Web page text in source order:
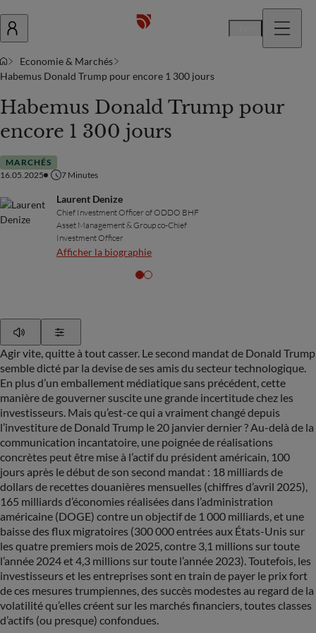
Economie & Marchés
Habemus Donald Trump pour encore 1 300 jours
Habemus Donald Trump pour
encore 1 300 jours
MARCHÉS
16.05.2025
7 Minutes
Laurent Denize
Chief Investment Officer of ODDO BHF
Asset Management & Group co-Chief
Investment Officer
Afficher la biographie
Agir vite, quitte à tout casser. Le second mandat de Donald Trump
semble dicté par la devise de ses amis du secteur technologique.
En plus d’un emballement médiatique sans précédent, cette
manière de gouverner suscite une grande incertitude chez les
investisseurs. Mais qu’est-ce qui a vraiment changé depuis
l’investiture de Donald Trump le 20 janvier dernier ? Au-delà de la
communication incantatoire, une poignée de réalisations
concrètes peut être mise à l’actif du président américain, 100
jours après le début de son second mandat : 18 milliards de
dollars de recettes douanières mensuelles (chiffres d’avril 2025),
165 milliards d’économies réalisées dans l’administration
américaine (DOGE) contre un objectif de 1 000 milliards, et une
baisse des flux migratoires (300 000 entrées aux États-Unis sur
les quatre premiers mois de 2025, contre 3,1 millions sur toute
l’année 2024 et 4,3 millions sur toute l’année 2023). Toutefois, les
investisseurs et les entreprises sont en train de payer le prix fort
de ces mesures trumpiennes, des succès modestes au regard de la
volatilité qu’elles créent sur les marchés financiers, toutes classes
d’actifs (ou presque) confondues.